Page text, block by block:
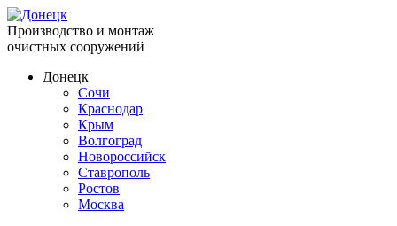
Производство и монтаж
очистных сооружений
Донецк
Сочи
Краснодар
Крым
Волгоград
Новороссийск
Ставрополь
Ростов
Москва